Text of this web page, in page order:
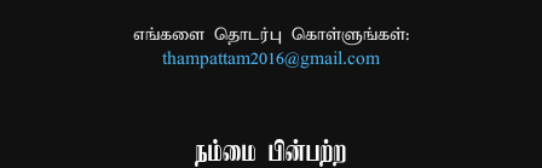
எங்களை தொடர்பு கொள்ளுங்கள்:
thampattam2016@gmail.com
நம்மை பின்பற்ற